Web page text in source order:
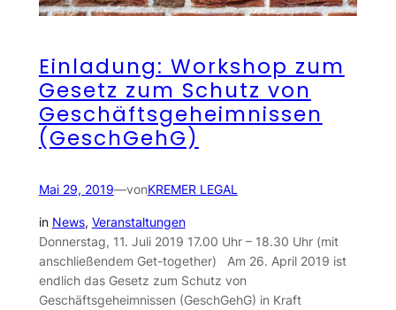
Einladung: Workshop zum
Gesetz zum Schutz von
Geschäftsgeheimnissen
(GeschGehG)
Mai 29, 2019—vonKREMER LEGAL
in News, Veranstaltungen
Donnerstag, 11. Juli 2019 17.00 Uhr – 18.30 Uhr (mit
anschließendem Get-together) Am 26. April 2019 ist
endlich das Gesetz zum Schutz von
Geschäftsgeheimnissen (GeschGehG) in Kraft